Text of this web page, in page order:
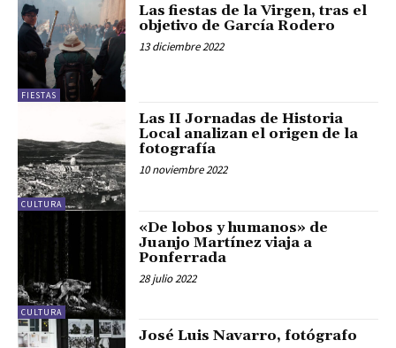
FIESTAS
Las fiestas de la Virgen, tras el
objetivo de García Rodero
13 diciembre 2022
CULTURA
Las II Jornadas de Historia
Local analizan el origen de la
fotografía
10 noviembre 2022
CULTURA
«De lobos y humanos» de
Juanjo Martínez viaja a
Ponferrada
28 julio 2022
José Luis Navarro, fotógrafo